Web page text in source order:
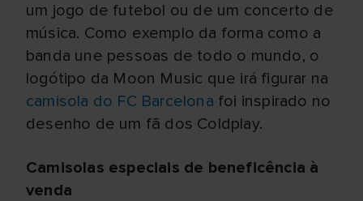
um jogo de futebol ou de um concerto de
música. Como exemplo da forma como a
banda une pessoas de todo o mundo, o
logótipo da Moon Music que irá figurar na
camisola do FC Barcelona foi inspirado no
desenho de um fã dos Coldplay.
Camisolas especiais de beneficência à
venda